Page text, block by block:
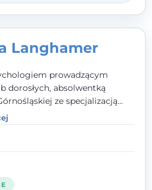
Langhamer
prowadzącym
dorosłych, absolwentką
ze specjalizacją
konsultacje
i pierwszą pomoc
w kryzysie, przewlekłym
nastroju. Każde
z szacunkiem,
i w atmosferze zaufania.